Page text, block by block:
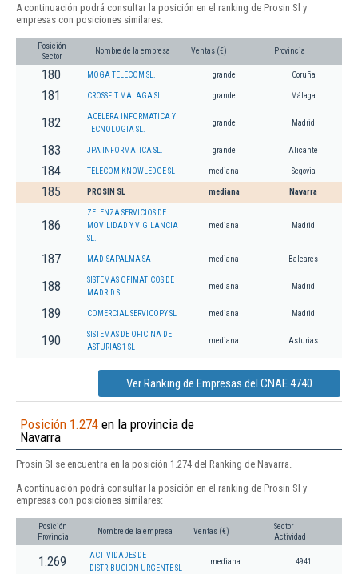
A continuación podrá consultar la posición en el ranking de Prosin Sl y
empresas con posiciones similares:
Posición
Sector
Nombre de la empresa Ventas (€) Provincia
180 MOGA TELECOM SL. grande Coruña
181 CROSSFIT MALAGA SL. grande Málaga
182
ACELERA INFORMATICA Y
TECNOLOGIA SL.
grande Madrid
183 JPA INFORMATICA SL. grande Alicante
184 TELECOM KNOWLEDGE SL mediana Segovia
185 PROSIN SL mediana Navarra
186
ZELENZA SERVICIOS DE
MOVILIDAD Y VIGILANCIA
SL.
mediana Madrid
187 MADISAPALMA SA mediana Baleares
188
SISTEMAS OFIMATICOS DE
MADRID SL
mediana Madrid
189 COMERCIAL SERVICOPY SL mediana Madrid
190
SISTEMAS DE OFICINA DE
ASTURIAS 1 SL
mediana Asturias
Ver Ranking de Empresas del CNAE 4740
Posición 1.274 en la provincia de
Navarra
Prosin Sl se encuentra en la posición 1.274 del Ranking de Navarra.
A continuación podrá consultar la posición en el ranking de Prosin Sl y
empresas con posiciones similares:
Posición
Provincia
Nombre de la empresa Ventas (€)
Sector
Actividad
1.269
ACTIVIDADES DE
DISTRIBUCION URGENTE SL
mediana 4941